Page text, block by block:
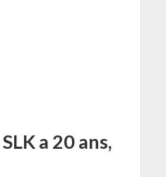
a 20 ans,